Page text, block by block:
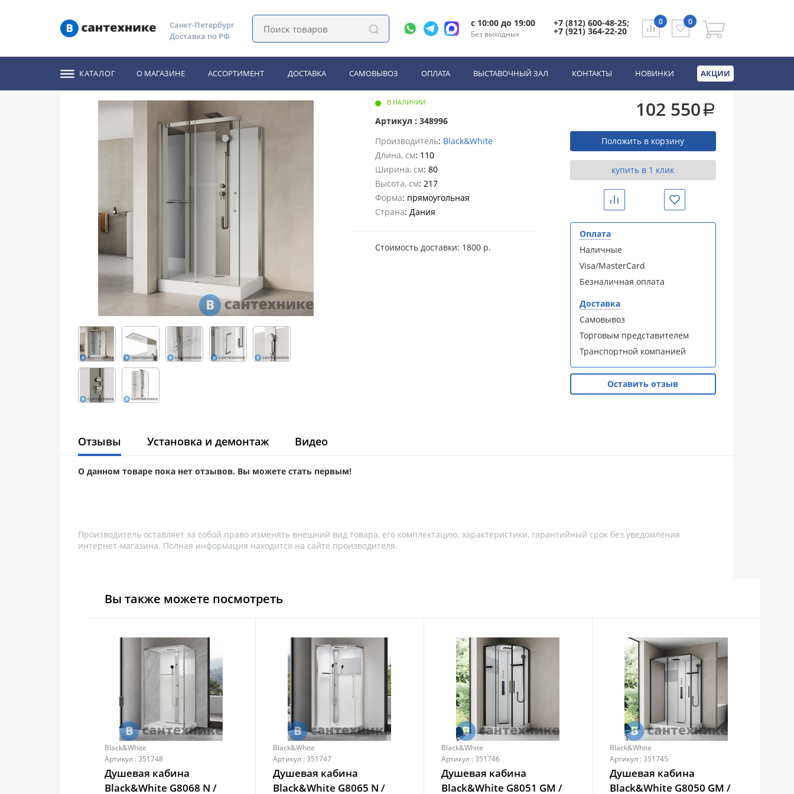
Санкт-Петербург
Доставка по РФ
c 10:00 до 19:00
Без выходных
+7 (812) 600-48-25;
+7 (921) 364-22-20
0 0
КАТАЛОГ О МАГАЗИНЕ АССОРТИМЕНТ ДОСТАВКА САМОВЫВОЗ ОПЛАТА ВЫСТАВОЧНЫЙ ЗАЛ КОНТАКТЫ НОВИНКИ АКЦИИ
Душевая кабина Black&White G8708-05 N / Brush Niсkel (800х1100х2170)
Душевая кабина Black&White G8708-05 N / Brush Niсkel (800х1100х2170)
В НАЛИЧИИ
Артикул : 348996
Производитель: Black&White
Длина, см: 110
Ширина, см: 80
Высота, см: 217
Форма: прямоугольная
Страна: Дания
Стоимость доставки: 1800 р.
102 550a
Положить в корзину
купить в 1 клик
Сравнить Избранное
Оплата
Наличные
Visa/MasterCard
Безналичная оплата
Доставка
Самовывоз
Торговым представителем
Транспортной компанией
Оставить отзыв
Отзывы Установка и демонтаж Видео
О данном товаре пока нет отзывов. Вы можете стать первым!
Производитель оставляет за собой право изменять внешний вид товара, его комплектацию, характеристики, гарантийный срок без уведомления
интернет-магазина. Полная информация находится на сайте производителя.
Вы также можете посмотреть
Black&White
Артикул : 351748
Душевая кабина
Black&White G8068 N /
Black&White
Артикул : 351747
Душевая кабина
Black&White G8065 N /
Black&White
Артикул : 351746
Душевая кабина
Black&White G8051 GM /
Black&White
Артикул : 351745
Душевая кабина
Black&White G8050 GM /